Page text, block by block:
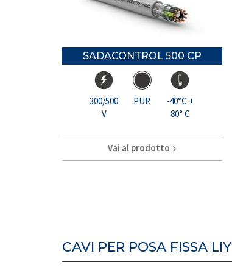
SADACONTROL 500 CP
300/500
V
PUR
-40°C +
80° C
Vai al prodotto
CAVI PER POSA FISSA